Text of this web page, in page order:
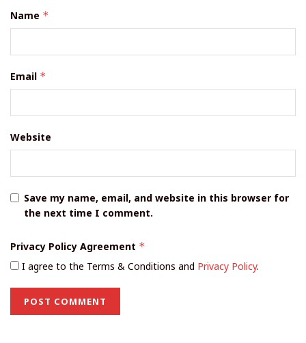
Name *
Email *
Website
Save my name, email, and website in this browser for
the next time I comment.
Privacy Policy Agreement *
I agree to the Terms & Conditions and Privacy Policy.